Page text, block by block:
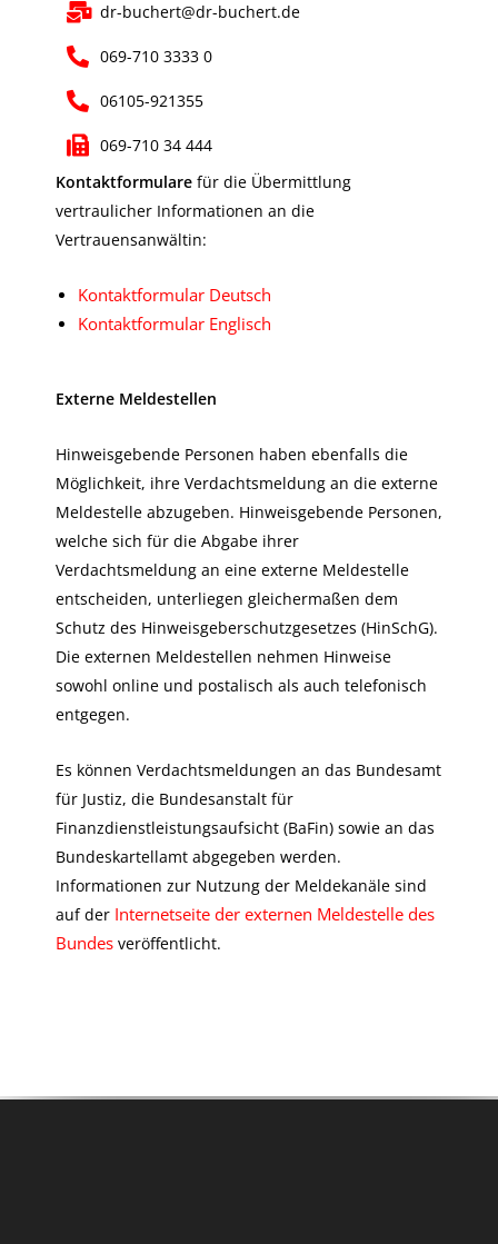
dr-buchert@dr-buchert.de
069-710 3333 0
06105-921355
069-710 34 444
Kontaktformulare für die Übermittlung
vertraulicher Informationen an die
Vertrauensanwältin:
Kontaktformular Deutsch
Kontaktformular Englisch
Externe Meldestellen
Hinweisgebende Personen haben ebenfalls die
Möglichkeit, ihre Verdachtsmeldung an die externe
Meldestelle abzugeben. Hinweisgebende Personen,
welche sich für die Abgabe ihrer
Verdachtsmeldung an eine externe Meldestelle
entscheiden, unterliegen gleichermaßen dem
Schutz des Hinweisgeberschutzgesetzes (HinSchG).
Die externen Meldestellen nehmen Hinweise
sowohl online und postalisch als auch telefonisch
entgegen.
Es können Verdachtsmeldungen an das Bundesamt
für Justiz, die Bundesanstalt für
Finanzdienstleistungsaufsicht (BaFin) sowie an das
Bundeskartellamt abgegeben werden.
Informationen zur Nutzung der Meldekanäle sind
auf der Internetseite der externen Meldestelle des
Bundes veröffentlicht.